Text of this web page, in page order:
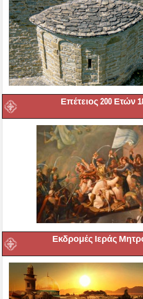
Επέτειος 200 Ετών
Εκδρομές Ιεράς